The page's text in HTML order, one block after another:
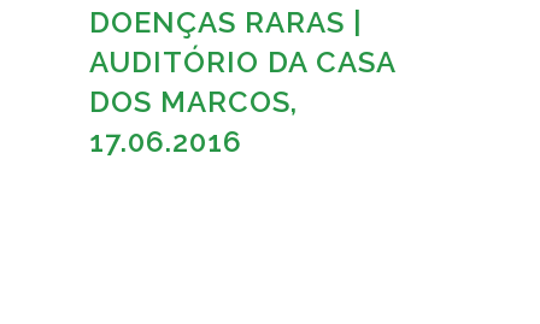
DOENÇAS RARAS |
AUDITÓRIO DA CASA
DOS MARCOS,
17.06.2016